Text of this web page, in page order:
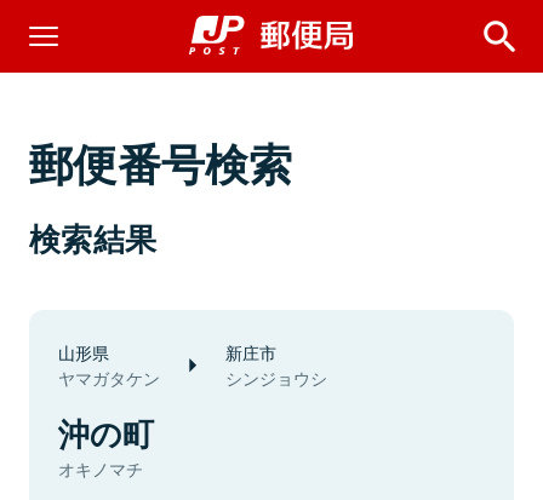
郵便番号検索
検索結果
山形県
ヤマガタケン
新庄市
シンジョウシ
沖の町
オキノマチ